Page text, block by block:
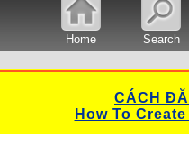
Home Search
CÁCH
How To